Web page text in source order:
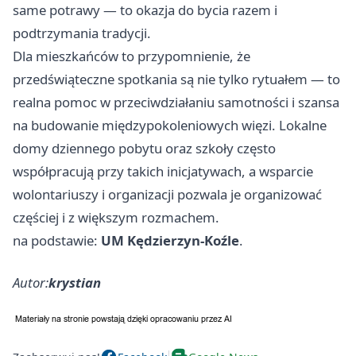
same potrawy — to okazja do bycia razem i
podtrzymania tradycji.
Dla mieszkańców to przypomnienie, że
przedświąteczne spotkania są nie tylko rytuałem — to
realna pomoc w przeciwdziałaniu samotności i szansa
na budowanie międzypokoleniowych więzi. Lokalne
domy dziennego pobytu oraz szkoły często
współpracują przy takich inicjatywach, a wsparcie
wolontariuszy i organizacji pozwala je organizować
częściej i z większym rozmachem.
na podstawie: UM Kędzierzyn-Koźle.
Autor:krystian